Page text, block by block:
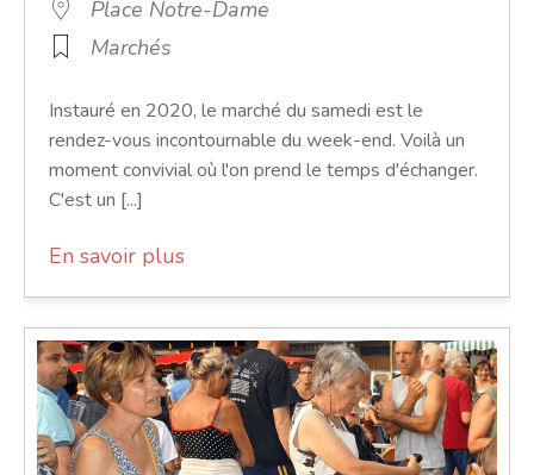
Place Notre-Dame
Marchés
Instauré en 2020, le marché du samedi est le
rendez-vous incontournable du week-end. Voilà un
moment convivial où l'on prend le temps d'échanger.
C'est un [...]
En savoir plus